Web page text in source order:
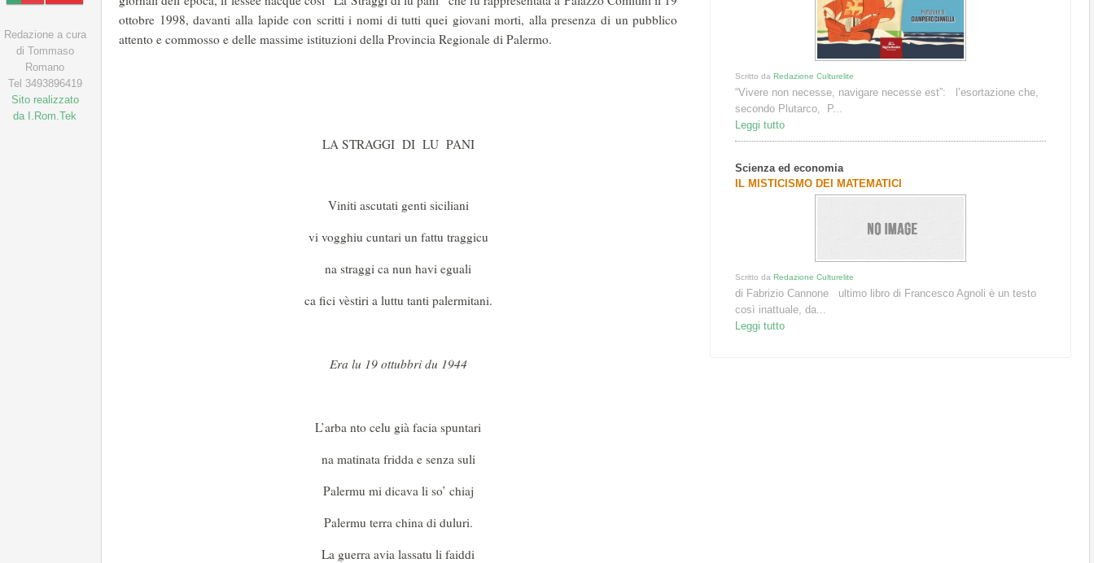
ottobre 1998, davanti alla lapide con scritti i nomi di tutti quei giovani morti, alla presenza di un pubblico
attento e commosso e delle massime istituzioni della Provincia Regionale di Palermo.
LA STRAGGI DI LU PANI
Viniti ascutati genti siciliani
vi vogghiu cuntari un fattu traggicu
na straggi ca nun havi eguali
ca fici vèstiri a luttu tanti palermitani.
Era lu 19 ottubbri du 1944
L’arba nto celu già facia spuntari
na matinata fridda e senza suli
Palermu mi dicava li so’ chiaj
Palermu terra china di duluri.
La guerra avia lassatu li faiddi
Scritto daRedazione Culturelite
“Vivere non necesse, navigare necesse est”: l’esortazione che,
secondo Plutarco, P...
Leggi tutto
Scienza ed economia
IL MISTICISMO DEI MATEMATICI
Scritto daRedazione Culturelite
di Fabrizio Cannone ultimo libro di Francesco Agnoli è un testo
così inattuale, da...
Leggi tutto
Redazione a cura
di Tommaso
Romano
Tel 3493896419
Sito realizzato
da I.Rom.Tek